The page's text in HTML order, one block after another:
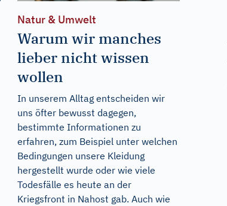
Natur & Umwelt
Warum wir manches
lieber nicht wissen
wollen
In unserem Alltag entscheiden wir
uns öfter bewusst dagegen,
bestimmte Informationen zu
erfahren, zum Beispiel unter welchen
Bedingungen unsere Kleidung
hergestellt wurde oder wie viele
Todesfälle es heute an der
Kriegsfront in Nahost gab. Auch wie